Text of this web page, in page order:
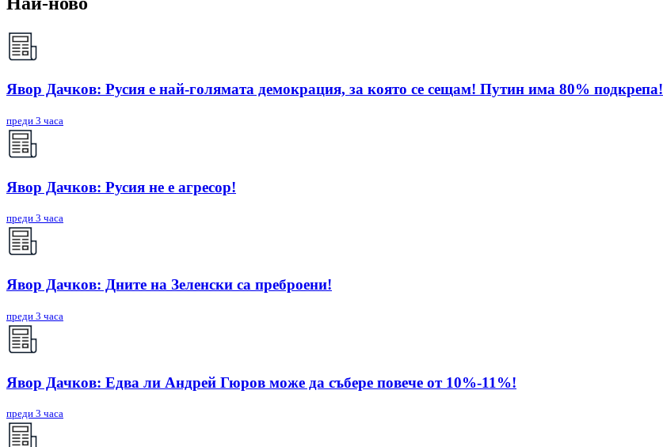
Явор Дачков: Русия е най-голямата демокрация, за която се сещам! Путин има 80% подкрепа!
преди 3 часа
Явор Дачков: Русия не е агресор!
преди 3 часа
Явор Дачков: Дните на Зеленски са преброени!
преди 3 часа
Явор Дачков: Едва ли Андрей Гюров може да събере повече от 10%-11%!
преди 3 часа